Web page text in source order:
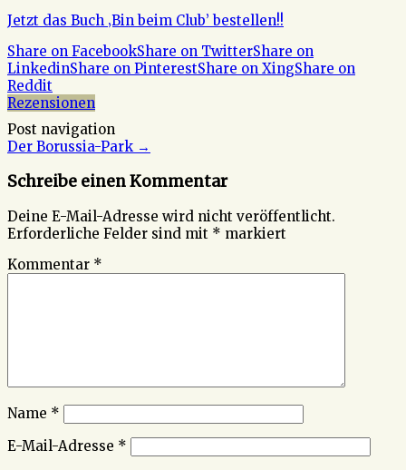
Jetzt das Buch ‚Bin beim Club’ bestellen!!
Share on FacebookShare on TwitterShare on
LinkedinShare on PinterestShare on XingShare on
Reddit
Rezensionen
Post navigation
Der Borussia-Park →
Schreibe einen Kommentar
Deine E-Mail-Adresse wird nicht veröffentlicht.
Erforderliche Felder sind mit * markiert
Kommentar *
Name *
E-Mail-Adresse *